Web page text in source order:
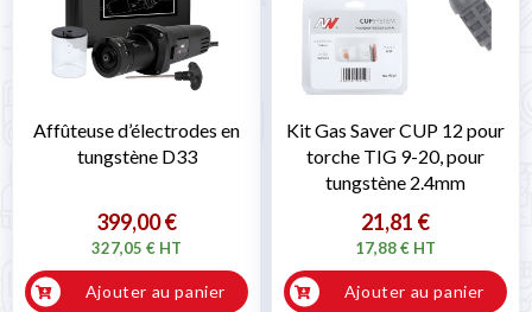
Affûteuse d’électrodes en
tungstène D33
399,00 €
327,05 € HT
Ajouter au panier
Kit Gas Saver CUP 12 pour
torche TIG 9-20, pour
tungstène 2.4mm
21,81 €
17,88 € HT
Ajouter au panier